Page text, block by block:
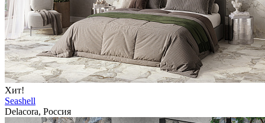
Хит!
Seashell
Delacora, Россия